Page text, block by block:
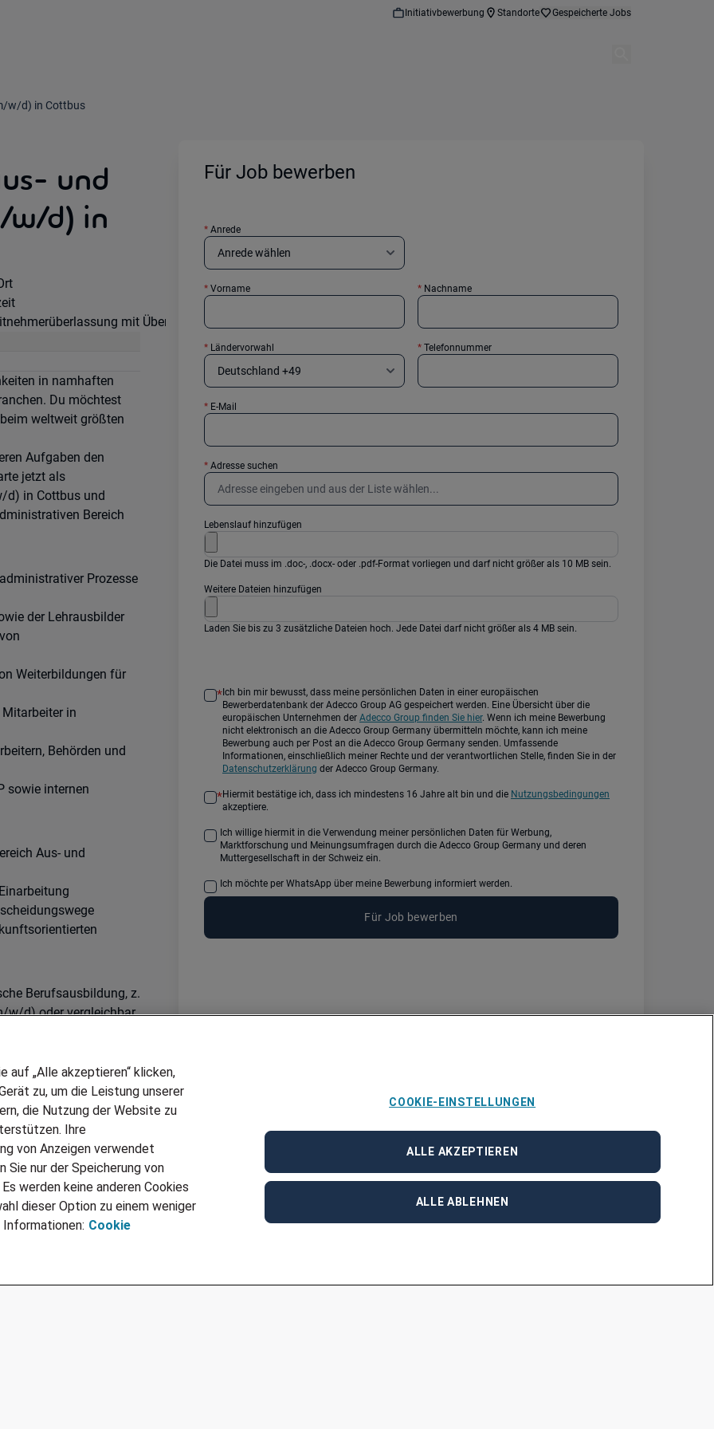
Initiativbewerbung Standorte Gespeicherte Jobs
w/d) in Cottbus
und
w/d) in
Option:
mit Übernahmeoption
in namhaften
Du möchtest
weltweit größten
Aufgaben den
jetzt als
d) in Cottbus und
Bereich
Prozesse
der Lehrausbilder
Weiterbildungen für
in
Behörden und
sowie internen
Aus- und
Berufsausbildung, z.
w/d) oder vergleichbar
sicheres Auftreten
Arbeitsweise
Tätigkeiten
Weiterbildung (m/w/d)
über unsere Online-
E-Mail-Adresse und
Unternehmens
Für Job bewerben
* Anrede
* Vorname * Nachname
* Ländervorwahl * Telefonnummer
* E-Mail
* Adresse suchen
Lebenslauf hinzufügen
Die Datei muss im .doc-, .docx- oder .pdf-Format vorliegen und darf nicht größer als 10 MB sein.
Weitere Dateien hinzufügen
Laden Sie bis zu 3 zusätzliche Dateien hoch. Jede Datei darf nicht größer als 4 MB sein.
*
Bewerberdatenbank der Adecco Group AG gespeichert werden. Eine Übersicht über die
europäischen Unternehmen der Adecco Group finden Sie hier. Wenn ich meine Bewerbung
nicht elektronisch an die Adecco Group Germany übermitteln möchte, kann ich meine
Bewerbung auch per Post an die Adecco Group Germany senden. Umfassende
Informationen, einschließlich meiner Rechte und der verantwortlichen Stelle, finden Sie in der
Datenschutzerklärung der Adecco Group Germany.
* Hiermit bestätige ich, dass ich mindestens 16 Jahre alt bin und die Nutzungsbedingungen
akzeptiere.
Marktforschung und Meinungsumfragen durch die Adecco Group Germany und deren
Muttergesellschaft in der Schweiz ein.
Ich möchte per WhatsApp über meine Bewerbung informiert werden.
Für Job bewerben
auf „Alle akzeptieren“ klicken,
zu, um die Leistung unserer
die Nutzung der Website zu
Ihre
von Anzeigen verwendet
Sie nur der Speicherung von
werden keine anderen Cookies
dieser Option zu einem weniger
Cookie
COOKIE-EINSTELLUNGEN
ALLE ABLEHNEN
ALLE AKZEPTIEREN